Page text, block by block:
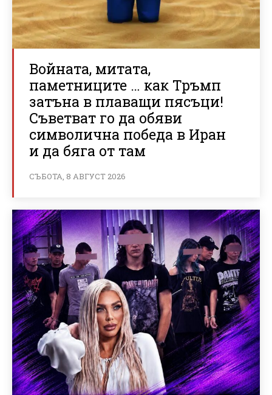
Войната, митата,
паметниците … как Тръмп
затъна в плаващи пясъци!
Съветват го да обяви
символична победа в Иран
и да бяга от там
СЪБОТА, 8 АВГУСТ 2026